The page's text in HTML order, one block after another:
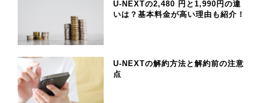
U-NEXTの2,480 円と1,990円の違
いは？基本料金が高い理由も紹介！
U-NEXTの解約方法と解約前の注意
点